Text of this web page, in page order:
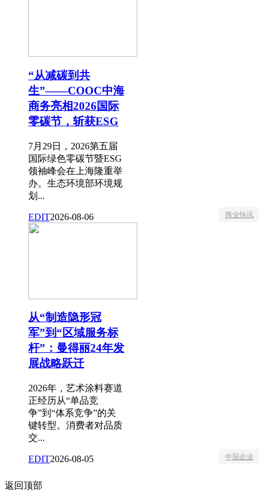
“从减碳到共
生”——COOC中海
商务亮相2026国际
零碳节，斩获ESG
7月29日，2026第五届
国际绿色零碳节暨ESG
领袖峰会在上海隆重举
办。生态环境部环境规
划...
EDIT2026-08-06 商业快讯
从“制造隐形冠
军”到“区域服务标
杆”：曼得丽24年发
展战略跃迁
2026年，艺术涂料赛道
正经历从“单品竞
争”到“体系竞争”的关
键转型。消费者对品质
交...
EDIT2026-08-05 中国企业
返回顶部